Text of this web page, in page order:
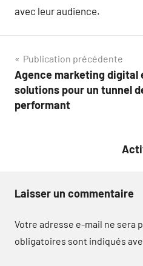
avec leur audience.
Navigation
de
l’article
Publication précédente
Agence marketing digital
solutions pour un tunnel
performant
Laisser un commentaire
Votre adresse e-mail ne sera
obligatoires sont indiqués